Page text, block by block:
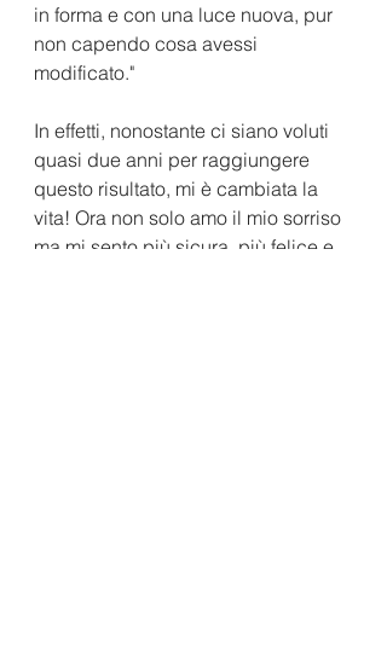
in forma e con una luce nuova, pur
non capendo cosa avessi
modificato."
In effetti, nonostante ci siano voluti
quasi due anni per raggiungere
questo risultato, mi è cambiata la
vita! Ora non solo amo il mio sorriso
ma mi sento più sicura, più felice e